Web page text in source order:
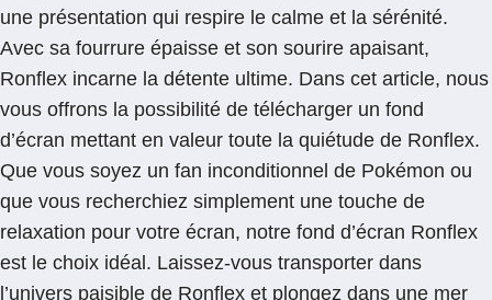
une présentation qui respire le calme et la sérénité.
Avec sa fourrure épaisse et son sourire apaisant,
Ronflex incarne la détente ultime. Dans cet article, nous
vous offrons la possibilité de télécharger un fond
d’écran mettant en valeur toute la quiétude de Ronflex.
Que vous soyez un fan inconditionnel de Pokémon ou
que vous recherchiez simplement une touche de
relaxation pour votre écran, notre fond d’écran Ronflex
est le choix idéal. Laissez-vous transporter dans
l’univers paisible de Ronflex et plongez dans une mer